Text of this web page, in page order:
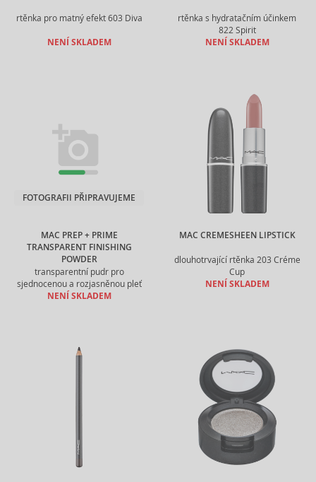
rtěnka pro matný efekt 603 Diva
NENÍ SKLADEM
rtěnka s hydratačním účinkem
822 Spirit
NENÍ SKLADEM
MAC PREP + PRIME
TRANSPARENT FINISHING
POWDER
transparentní pudr pro
sjednocenou a rozjasněnou pleť
FOTOGRAFII PŘIPRAVUJEME
NENÍ SKLADEM
MAC CREMESHEEN LIPSTICK
dlouhotrvající rtěnka 203 Créme
Cup
NENÍ SKLADEM